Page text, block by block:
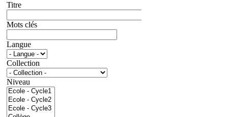
Titre
Mots clés
Langue
Collection
Niveau